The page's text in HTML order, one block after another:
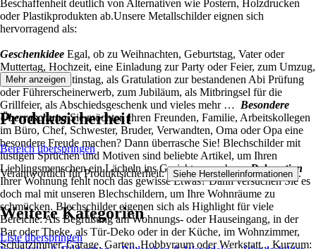
Beschaffenheit deutlich von Alternativen wie Postern, Holzdrucken
oder Plastikprodukten ab.Unsere Metallschilder eignen sich
hervorragend als:
Geschenkidee Egal, ob zu Weihnachten, Geburtstag, Vater oder
Muttertag, Hochzeit, eine Einladung zur Party oder Feier, zum Umzug,
Karneval, Valentinstag, als Gratulation zur bestandenen Abi Prüfung
oder Führerscheinerwerb, zum Jubiläum, als Mitbringsel für die
Grillfeier, als Abschiedsgeschenk und vieles mehr … Besondere
ÜberraschungSie möchten Ihren Freunden, Familie, Arbeitskollegen
im Büro, Chef, Schwester, Bruder, Verwandten, Oma oder Opa eine
besondere Freude machen? Dann überrasche Sie! Blechschilder mit
lustigen Sprüchen und Motiven sind beliebte Artikel, um Ihren
Lieblingsmenschen ein Lächeln ins Gesicht zu zaubern.Dekoration
Ihrer Wohnung fehlt noch das gewisse Etwas? Dann versuchen Sie es
doch mal mit unseren Blechschildern, um Ihre Wohnräume zu
schmücken. Blechschilder eigenen sich als Highlight für viele
Bereiche: Als Begrüßung am Wohnungs- oder Hauseingang, in der
Bar oder Theke, als Tür-Deko oder in der Küche, im Wohnzimmer,
Schlafzimmer, Garage, Garten, Hobbyraum oder Werkstatt... Kurzum:
Mehr anzeigen
Produktsicherheit
Bereich überspringen
Verantwortlich für Produktsicherheit: Siehe Herstellerinformationen .
Weitere Kategorien
Liste überspringen